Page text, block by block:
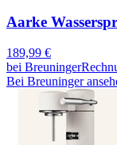
Aarke
189,99 €
bei Breuninger
Bei Breuninger